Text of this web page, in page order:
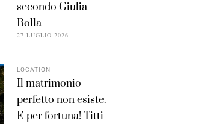
secondo Giulia
Bolla
27 LUGLIO 2026
LOCATION
Il matrimonio
perfetto non esiste.
E per fortuna! Titti